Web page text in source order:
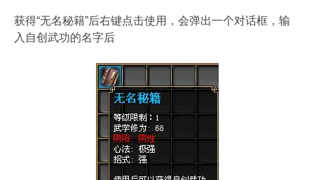
获得“无名秘籍”后右键点击使用，会弹出一个对话框，输
入自创武功的名字后